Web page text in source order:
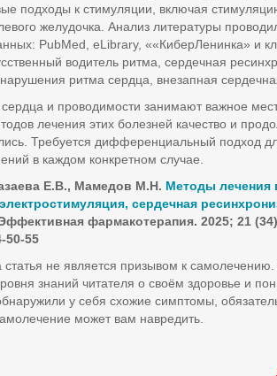
подходы к стимуляции, включая
желудочка. Анализ литературы
PubMed, eLibrary, ««КиберЛенинка» и
водитель ритма, сердечная
ритма сердца, внезапная
и проводимости занимают важное
лечения этих болезней качество и
Требуется дифференциальный подход
в каждом конкретном случае.
Е.В., Мамедов М.Н. Методы лечения
сердечная
фармакотерапия. 2025; 21
50-55
не является призывом к
знаний читателя о своём здоровье и
у себя схожие симптомы,
может вам навредить.